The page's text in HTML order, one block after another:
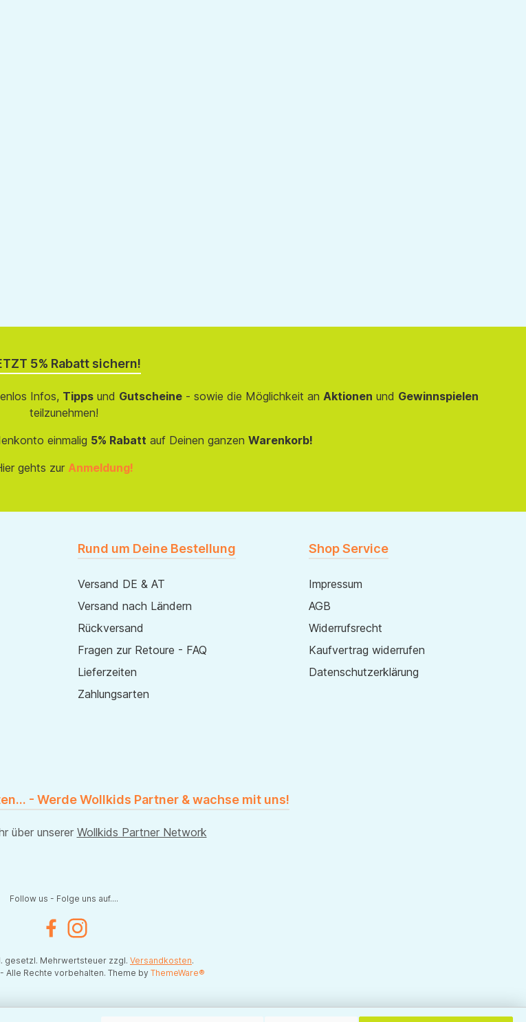
5% Rabatt sichern!
Infos, Tippsund Gutscheine- sowie die Möglichkeit an Aktionen und Gewinnspielen
teilzunehmen!
einmalig 5% Rabatt auf Deinen ganzen Warenkorb!
gehts zur Anmeldung!
Rund um Deine Bestellung
Versand DE & AT
Versand nach Ländern
Rückversand
Fragen zur Retoure - FAQ
Lieferzeiten
Zahlungsarten
Shop Service
Impressum
AGB
Widerrufsrecht
Kaufvertrag widerrufen
Datenschutzerklärung
- Werde Wollkids Partner & wachse mit uns!
über unserer Wollkids Partner Network
Follow us - Folge uns auf....
FacebookInstagram
gesetzl. Mehrwertsteuer zzgl. Versandkosten.
Alle Rechte vorbehalten. Theme by ThemeWare®